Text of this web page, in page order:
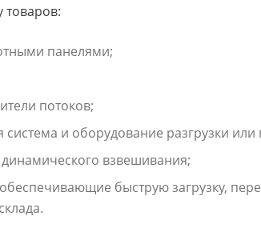
товаров:
панелями;
потоков;
и оборудование разгрузки или
взвешивания;
быструю загрузку,